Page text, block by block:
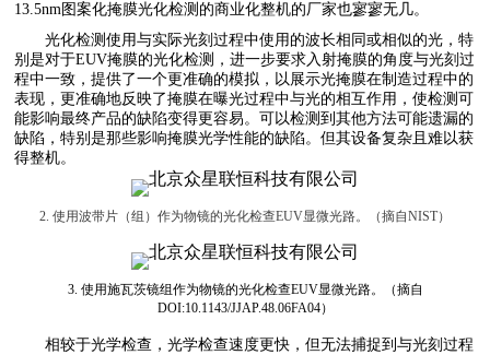
13.5nm图案化掩膜光化检测的商业化整机的厂家也寥寥无几。
光化检测使用与实际光刻过程中使用的波长相同或相似的光，特
别是对于EUV掩膜的光化检测，进一步要求入射掩膜的角度与光刻过
程中一致，提供了一个更准确的模拟，以展示光掩膜在制造过程中的
表现，更准确地反映了掩膜在曝光过程中与光的相互作用，使检测可
能影响最终产品的缺陷变得更容易。可以检测到其他方法可能遗漏的
缺陷，特别是那些影响掩膜光学性能的缺陷。但其设备复杂且难以获
得整机。
2. 使用波带片（组）作为物镜的光化检查EUV显微光路。（摘自NIST）
3. 使用施瓦茨镜组作为物镜的光化检查EUV显微光路。（摘自
DOI:10.1143/JJAP.48.06FA04）
相较于光学检查，光学检查速度更快，但无法捕捉到与光刻过程